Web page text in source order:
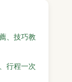
、技巧教
行程一次